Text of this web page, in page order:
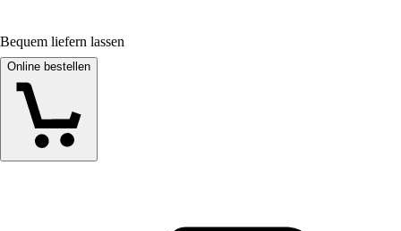
Bequem liefern lassen
Online bestellen